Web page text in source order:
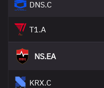
DNS.C
T1.A
NS.EA
KRX.C